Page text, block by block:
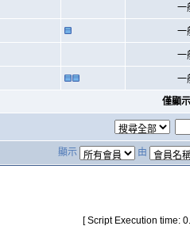
一
一
一
一
僅顯
顯示 由
[ Script Execution time: